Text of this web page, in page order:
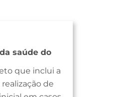
saúde do
que inclui a
de